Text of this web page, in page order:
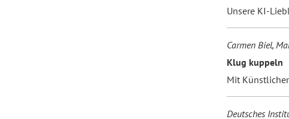
Unsere KI-
Carmen Biel,
Klug kuppeln
Mit
Deutsches